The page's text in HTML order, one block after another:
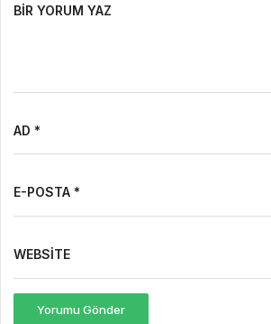
BIR YORUM YAZ
AD *
E-POSTA *
WEBSITE
Yorumu Gönder